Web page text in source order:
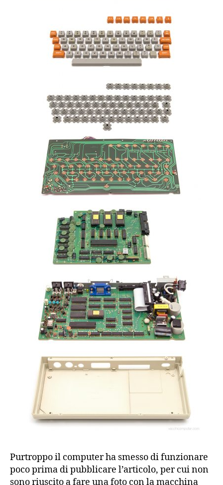
Purtroppo il computer ha smesso di funzionare
poco prima di pubblicare l’articolo, per cui non
sono riuscito a fare una foto con la macchina